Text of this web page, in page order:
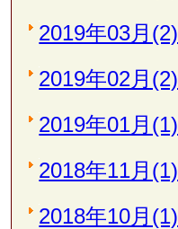
2019年03月(2)
2019年02月(2)
2019年01月(1)
2018年11月(1)
2018年10月(1)